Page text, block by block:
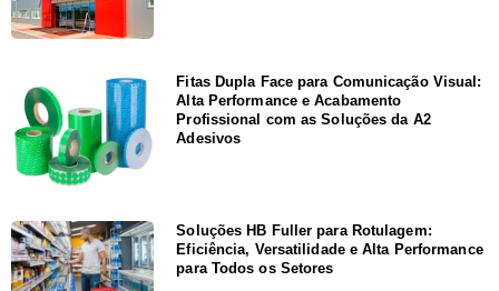
Fitas Dupla Face para Comunicação Visual:
Alta Performance e Acabamento
Profissional com as Soluções da A2
Adesivos
Soluções HB Fuller para Rotulagem:
Eficiência, Versatilidade e Alta Performance
para Todos os Setores